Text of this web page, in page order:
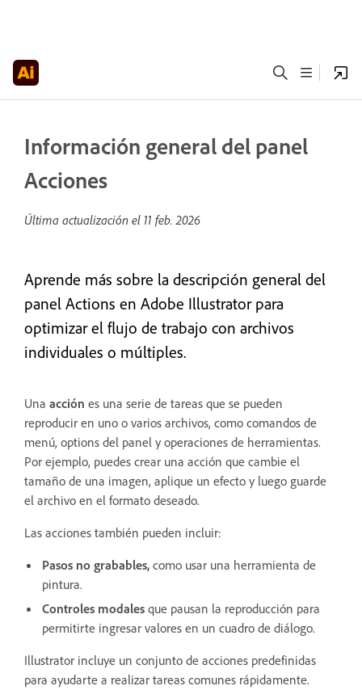
Información general del panel
Acciones
Última actualización el 11 feb. 2026
Aprende más sobre la descripción general del
panel Actions en Adobe Illustrator para
optimizar el flujo de trabajo con archivos
individuales o múltiples.
Una acción es una serie de tareas que se pueden
reproducir en uno o varios archivos, como comandos de
menú, options del panel y operaciones de herramientas.
Por ejemplo, puedes crear una acción que cambie el
tamaño de una imagen, aplique un efecto y luego guarde
el archivo en el formato deseado.
Las acciones también pueden incluir:
Pasos no grabables, como usar una herramienta de
pintura.
Controles modales que pausan la reproducción para
permitirte ingresar valores en un cuadro de diálogo.
Illustrator incluye un conjunto de acciones predefinidas
para ayudarte a realizar tareas comunes rápidamente.